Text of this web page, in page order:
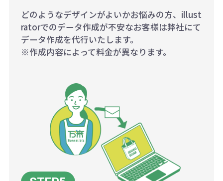
どのようなデザインがよいかお悩みの方、illust
ratorでのデータ作成が不安なお客様は弊社にて
データ作成を代行いたします。
※作成内容によって料金が異なります。